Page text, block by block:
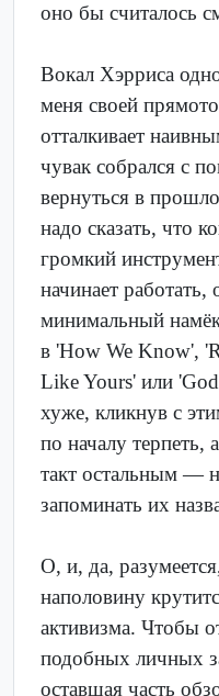
оно бы считалось
Вокал Хэрриса
меня своей
отталкивает
чувак собрался с
вернуться в
надо сказать, что
громкий
начинает работать,
минимальный
в 'How We Know',
Like Yours' или
хуже, кликнув с
по началу терпеть,
такт остальным —
запоминать их
О, и, да,
наполовину
активизма. Чтобы
подобных личных
оставшая часть